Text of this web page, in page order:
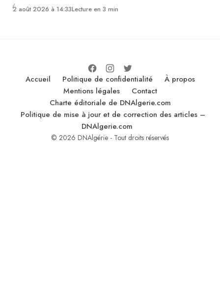
2 août 2026 à 14:33Lecture en 3 min
Accueil Politique de confidentialité
À propos
Mentions légales
Contact
Charte éditoriale de DNAlgerie.com
Politique de mise à jour et de correction des articles –
DNAlgerie.com
© 2026 DNAlgérie - Tout droits réservés